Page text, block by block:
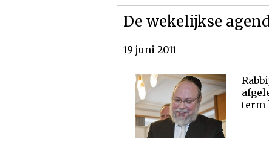
De wekelijkse
19 juni 2011
term